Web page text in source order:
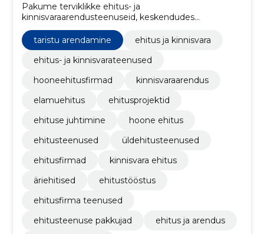
Pakume terviklikke ehitus- ja
kinnisvaraarendusteenuseid, keskendudes
taristu arendamine
ehitus ja kinnisvara
ehitus- ja kinnisvarateenused
hooneehitusfirmad
kinnisvaraarendus
elamuehitus
ehitusprojektid
ehituse juhtimine
hoone ehitus
ehitusteenused
üldehitusteenused
ehitusfirmad
kinnisvara ehitus
äriehitised
ehitustööstus
ehitusfirma teenused
ehitusteenuse pakkujad
ehitus ja arendus